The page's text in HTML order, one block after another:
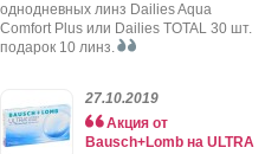
однодневных линз Dailies Aqua
Comfort Plus или Dailies TOTAL 30 шт.
подарок 10 линз.
27.10.2019
Акция от
Bausch+Lomb на ULTRA